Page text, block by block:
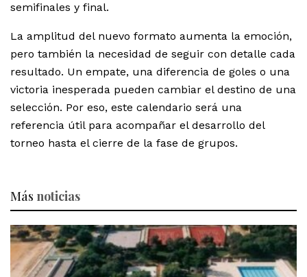
semifinales y final.
La amplitud del nuevo formato aumenta la emoción,
pero también la necesidad de seguir con detalle cada
resultado. Un empate, una diferencia de goles o una
victoria inesperada pueden cambiar el destino de una
selección. Por eso, este calendario será una
referencia útil para acompañar el desarrollo del
torneo hasta el cierre de la fase de grupos.
Más noticias